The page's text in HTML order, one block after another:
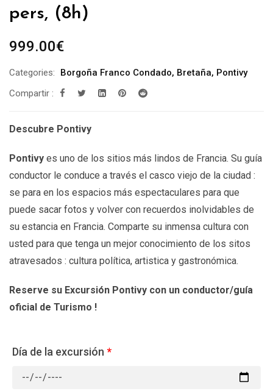
pers, (8h)
999.00€
Categories: Borgoña Franco Condado, Bretaña, Pontivy
Compartir :
Descubre Pontivy
Pontivy es uno de los sitios más lindos de Francia. Su guía
conductor le conduce a través el casco viejo de la ciudad :
se para en los espacios más espectaculares para que
puede sacar fotos y volver con recuerdos inolvidables de
su estancia en Francia. Comparte su inmensa cultura con
usted para que tenga un mejor conocimiento de los sitos
atravesados : cultura política, artistica y gastronómica.
Reserve su Excursión Pontivy con un conductor/guía
oficial de Turismo !
Día de la excursión *